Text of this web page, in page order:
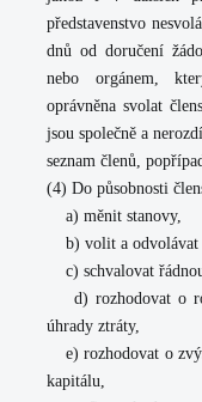
představenstvo
dnů od doručení
nebo orgánem,
oprávněna svolat
jsou společně a
seznam členů,
(4) Do působnosti
a) měnit stanovy,
b) volit a odvolávat
c) schvalovat
d) rozhodovat o
úhrady ztráty,
e) rozhodovat o
kapitálu,